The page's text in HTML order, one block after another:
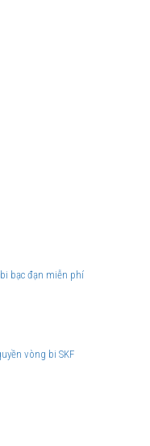
bạc đạn miễn phí
vòng bi SKF